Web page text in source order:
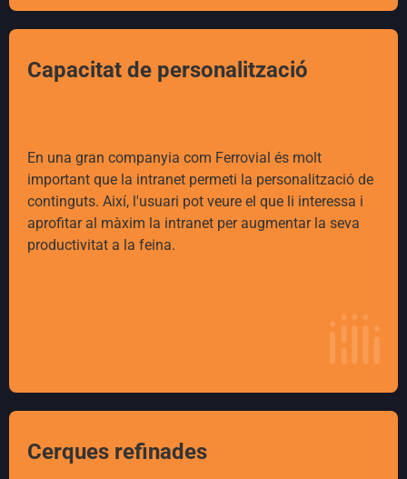
Capacitat de personalització
En una gran companyia com Ferrovial és molt
important que la intranet permeti la personalització de
continguts. Així, l'usuari pot veure el que li interessa i
aprofitar al màxim la intranet per augmentar la seva
productivitat a la feina.
Cerques refinades